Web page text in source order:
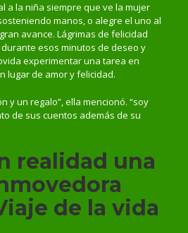
a la niña siempre que ve la mujer
manos, o alegre el uno al
avance. Lágrimas de felicidad
esos minutos de deseo y
experimentar una tarea en
lugar de amor y felicidad.
y un regalo”, ella mencionó. “soy
de sus cuentos además de su
realidad una
de la vida